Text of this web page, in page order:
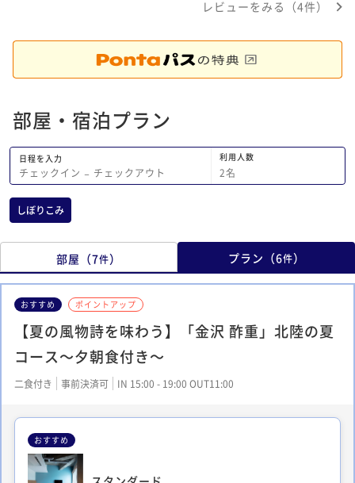
でとてもありがたか
寧な対応を頂き宿泊
いたのですがスタッ
リノベーションされ
りのカウンターで緊
きびきびと働いてい
た。立地も兼六園や
便利だと思います。
出が出来ました事、
レビューをみる（4件）
部屋・宿泊プラン
日程を入力
チェックイン − チェックアウト
利用人数
2名
しぼりこみ
部屋 （7件） プラン （6件）
おすすめ ポイントアップ
【夏の風物詩を味わう】「金沢 酢重」北陸の夏
コース～夕朝食付き～
二食付き 事前決済可 IN 15:00 - 19:00 OUT11:00
おすすめ